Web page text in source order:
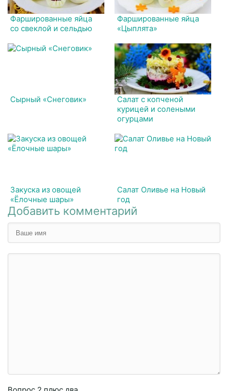
Фаршированные яйца
со свеклой и сельдью
Фаршированные яйца
«Цыплята»
Сырный «Снеговик»
Салат с копченой
курицей и солеными
огурцами
Закуска из овощей
«Ёлочные шары»
Салат Оливье на Новый
год
Добавить комментарий